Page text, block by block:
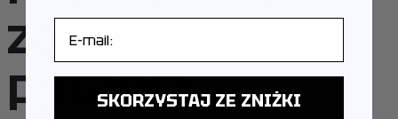
zadawane
pytania
SKORZYSTAJ ZE ZNIŻKI